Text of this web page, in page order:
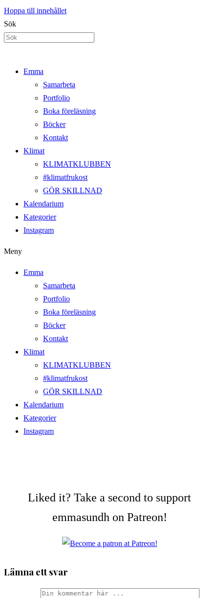
Hoppa till innehållet
Sök
Emma
Samarbeta
Portfolio
Boka föreläsning
Böcker
Kontakt
Klimat
KLIMATKLUBBEN
#klimatfrukost
GÖR SKILLNAD
Kalendarium
Kategorier
Instagram
Meny
Emma
Samarbeta
Portfolio
Boka föreläsning
Böcker
Kontakt
Klimat
KLIMATKLUBBEN
#klimatfrukost
GÖR SKILLNAD
Kalendarium
Kategorier
Instagram
Liked it? Take a second to support
emmasundh on Patreon!
Lämna ett svar